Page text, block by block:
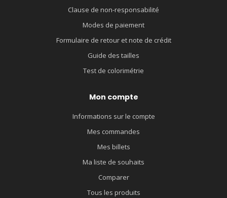
Clause de non-responsabilité
Modes de paiement
Formulaire de retour et note de crédit
Guide des tailles
Test de colorimétrie
Mon compte
Informations sur le compte
Mes commandes
Mes billets
Ma liste de souhaits
Comparer
Tous les produits